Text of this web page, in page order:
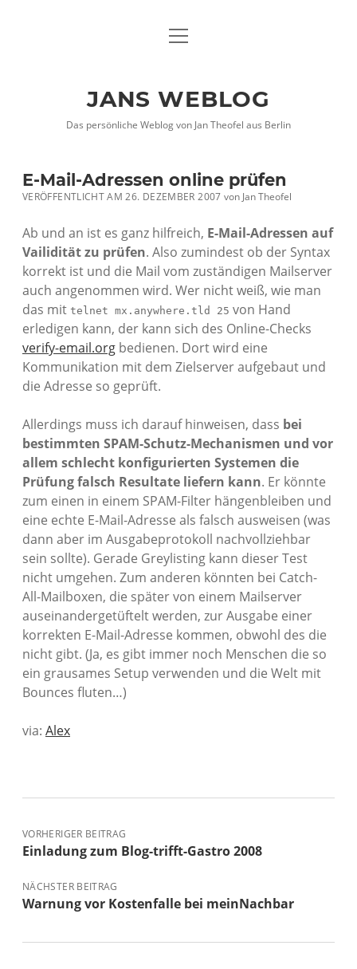
DATENSCHUTZHINWEISE
twitterfacebook
xing
Menü
JANS WEBLOG
Das persönliche Weblog von Jan Theofel aus Berlin
E-Mail-Adressen online prüfen
VERÖFFENTLICHT AM 26. DEZEMBER 2007 vonJan Theofel
Ab und an ist es ganz hilfreich, E-Mail-Adressen auf
Vailidität zu prüfen. Also zumindest ob der Syntax
korrekt ist und die Mail vom zuständigen Mailserver
auch angenommen wird. Wer nicht weiß, wie man
das mit telnet mx.anywhere.tld 25 von Hand
erledigen kann, der kann sich des Online-Checks
verify-email.org bedienen. Dort wird eine
Kommunikation mit dem Zielserver aufgebaut und
die Adresse so geprüft.
Allerdings muss ich darauf hinweisen, dass bei
bestimmten SPAM-Schutz-Mechanismen und vor
allem schlecht konfigurierten Systemen die
Prüfung falsch Resultate liefern kann. Er könnte
zum einen in einem SPAM-Filter hängenbleiben und
eine echte E-Mail-Adresse als falsch ausweisen (was
dann aber im Ausgabeprotokoll nachvollziehbar
sein sollte). Gerade Greylisting kann dieser Test
nicht umgehen. Zum anderen könnten bei Catch-
All-Mailboxen, die später von einem Mailserver
auseinandergetüftelt werden, zur Ausgabe einer
korrekten E-Mail-Adresse kommen, obwohl des die
nicht gibt. (Ja, es gibt immer noch Menschen die so
ein grausames Setup verwenden und die Welt mit
Bounces fluten…)
via: Alex
VORHERIGER BEITRAG
Einladung zum Blog-trifft-Gastro 2008
NÄCHSTER BEITRAG
Warnung vor Kostenfalle bei meinNachbar